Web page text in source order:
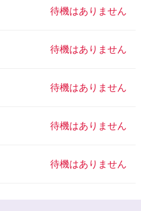
待機はありません
待機はありません
待機はありません
待機はありません
待機はありません